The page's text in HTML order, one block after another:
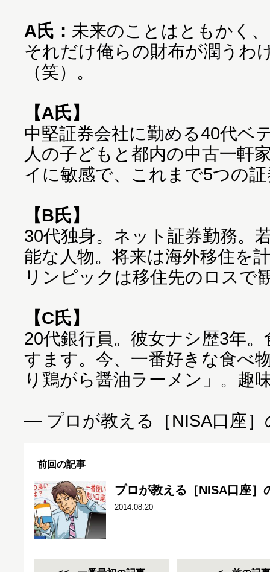
A氏： 未来のことはともかく
それだけ俺らの財布が潤うわ
（笑）。
【A氏】
中堅証券会社に勤める40代ベ
人の子どもと都内の中古一軒
イに敏感で、これまで5つの
【B氏】
30代独身。ネット証券勤務。
能な人物。将来は海外移住を
リンピックは移住先のロスで
【C氏】
20代銀行員。彼女ナシ歴3年
すます。今、一番好きな食べ
り鶏がら醤油ラーメン」。趣
― プロが教える［NISA口座
前回の記事
プロが教える［NISA口座］
2014.08.20